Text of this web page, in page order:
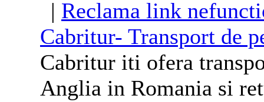
| Reclama link
Cabritur- Transport de
Cabritur iti ofera
Anglia in Romania si